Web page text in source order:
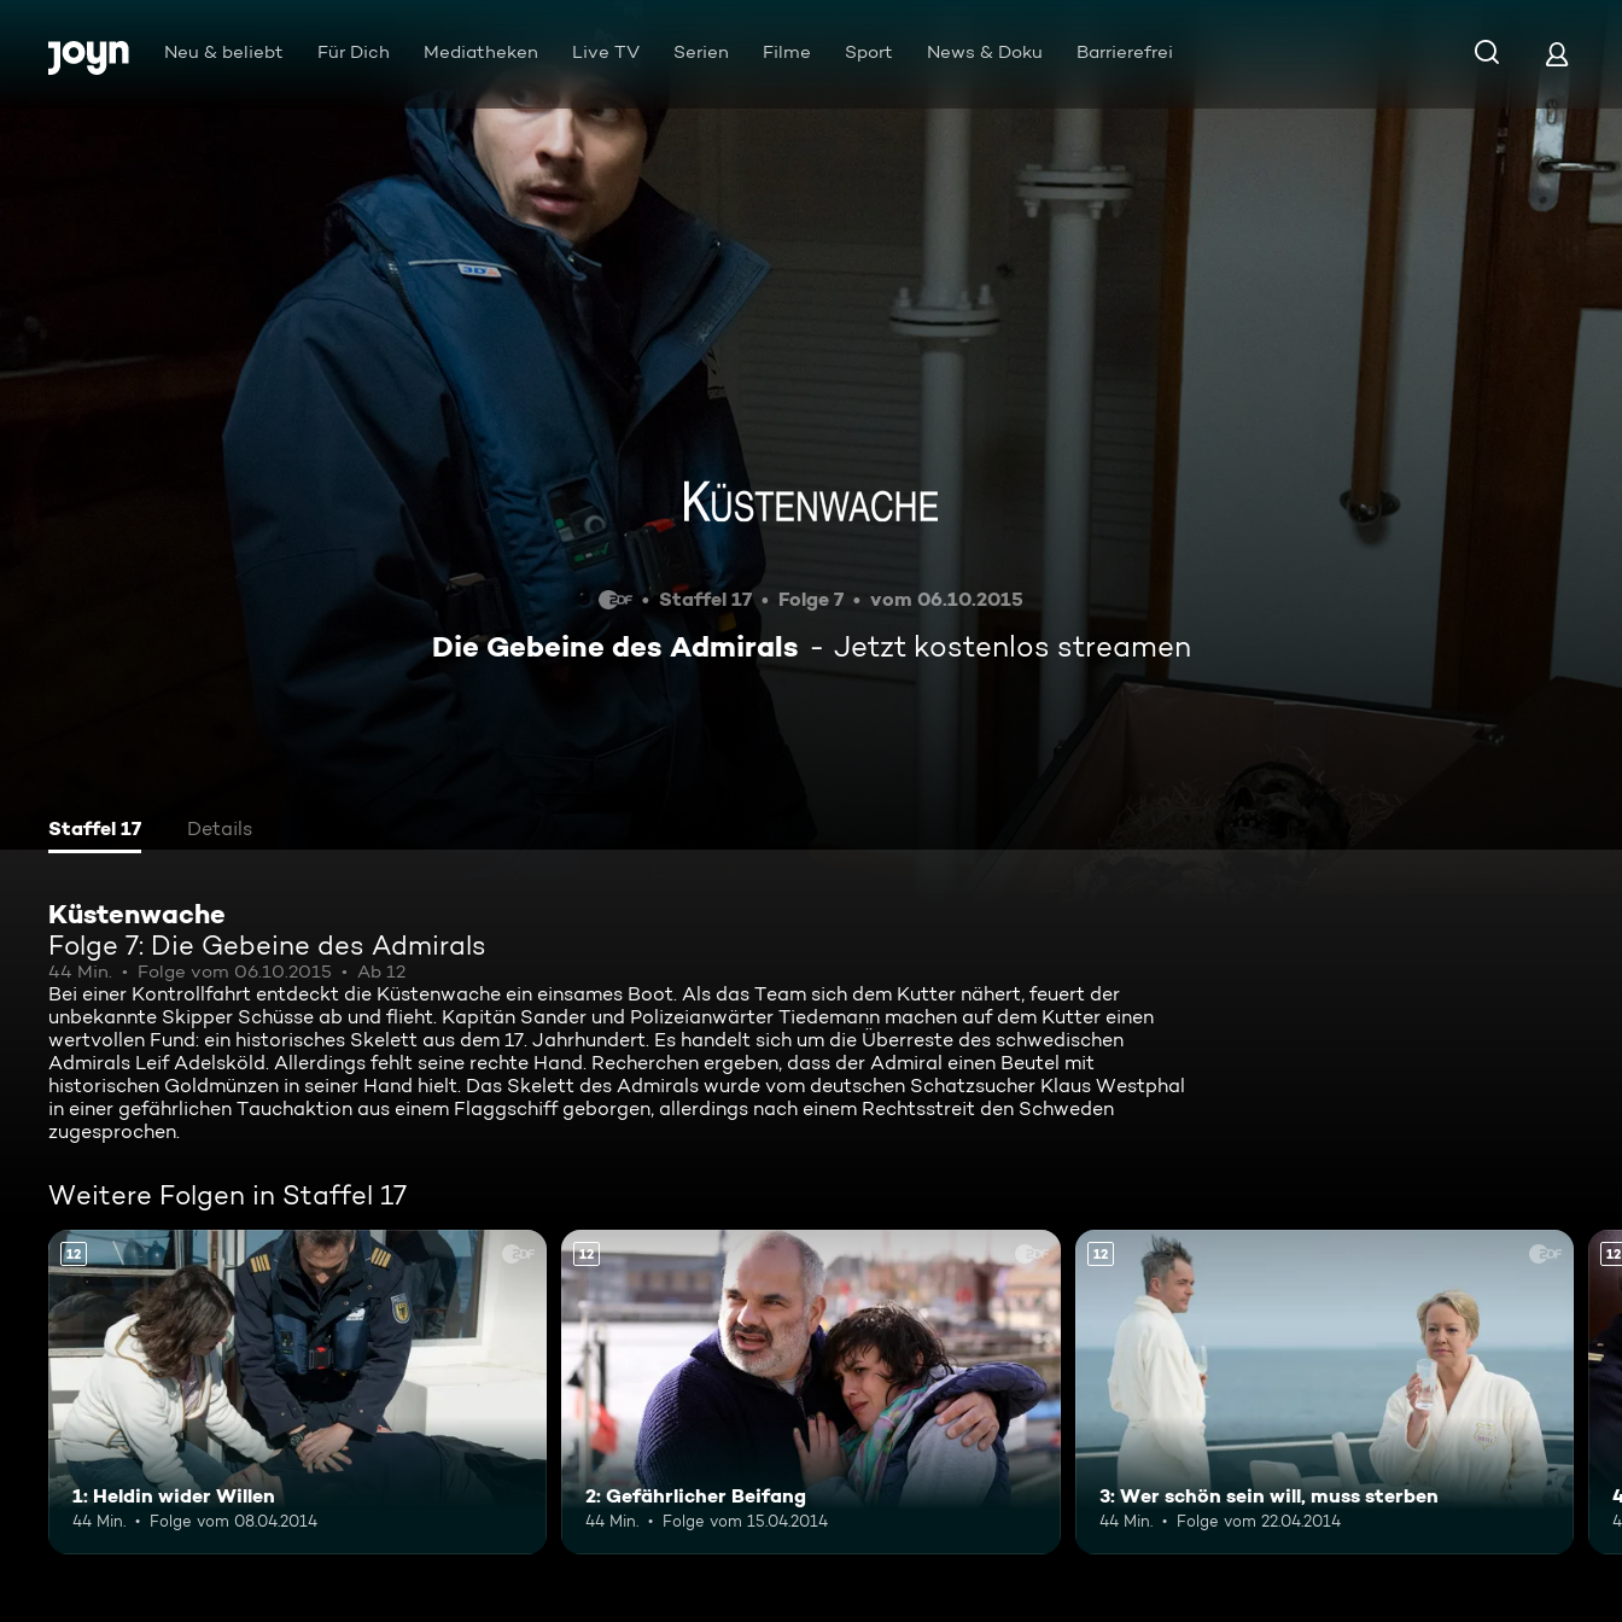
Zum Inhalt springen
Barrierefrei Neu & beliebt Für Dich Mediatheken Live TV Serien Filme Sport News & Doku Barrierefrei
Staffel 17 Folge 7 vom 06.10.2015
Die Gebeine des Admirals Jetzt kostenlos streamen
Staffel 17 Details
Küstenwache
Folge 7: Die Gebeine des Admirals
44 Min. Folge vom 06.10.2015 Ab 12
Bei einer Kontrollfahrt entdeckt die Küstenwache ein einsames Boot. Als das Team sich dem Kutter nähert, feuert der
unbekannte Skipper Schüsse ab und flieht. Kapitän Sander und Polizeianwärter Tiedemann machen auf dem Kutter einen
wertvollen Fund: ein historisches Skelett aus dem 17. Jahrhundert. Es handelt sich um die Überreste des schwedischen
Admirals Leif Adelsköld. Allerdings fehlt seine rechte Hand. Recherchen ergeben, dass der Admiral einen Beutel mit
historischen Goldmünzen in seiner Hand hielt. Das Skelett des Admirals wurde vom deutschen Schatzsucher Klaus Westphal
in einer gefährlichen Tauchaktion aus einem Flaggschiff geborgen, allerdings nach einem Rechtsstreit den Schweden
zugesprochen.
Weitere Folgen in Staffel 17
12
1: Heldin wider Willen
44 Min. Folge vom 08.04.2014
12
2: Gefährlicher Beifang
44 Min. Folge vom 15.04.2014
12
3: Wer schön sein will, muss sterben
44 Min. Folge vom 22.04.2014
12